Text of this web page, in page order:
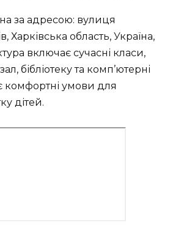
за адресою: вулиця
Харківська область, Україна,
включає сучасні класи,
бібліотеку та комп’ютерні
комфортні умови для
дітей.